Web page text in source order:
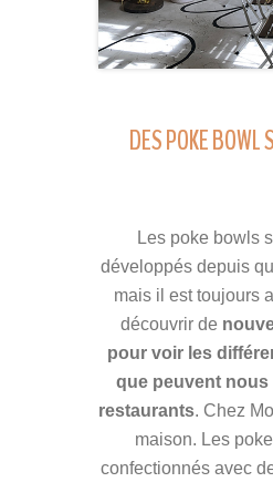
DES POKE BOWL
Les poke bowls
développés depuis
mais il est toujours
découvrir de
pour voir les
que peuvent
restaurants. Chez
maison. Les
confectionnés avec